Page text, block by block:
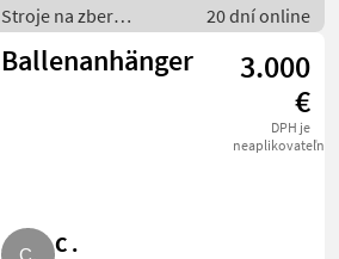
Stroje na zber
objemových krmív /
transportéry balíkov
20 dní online
Ballenanhänger
3.000
€
DPH je
neaplikovateľné
C .